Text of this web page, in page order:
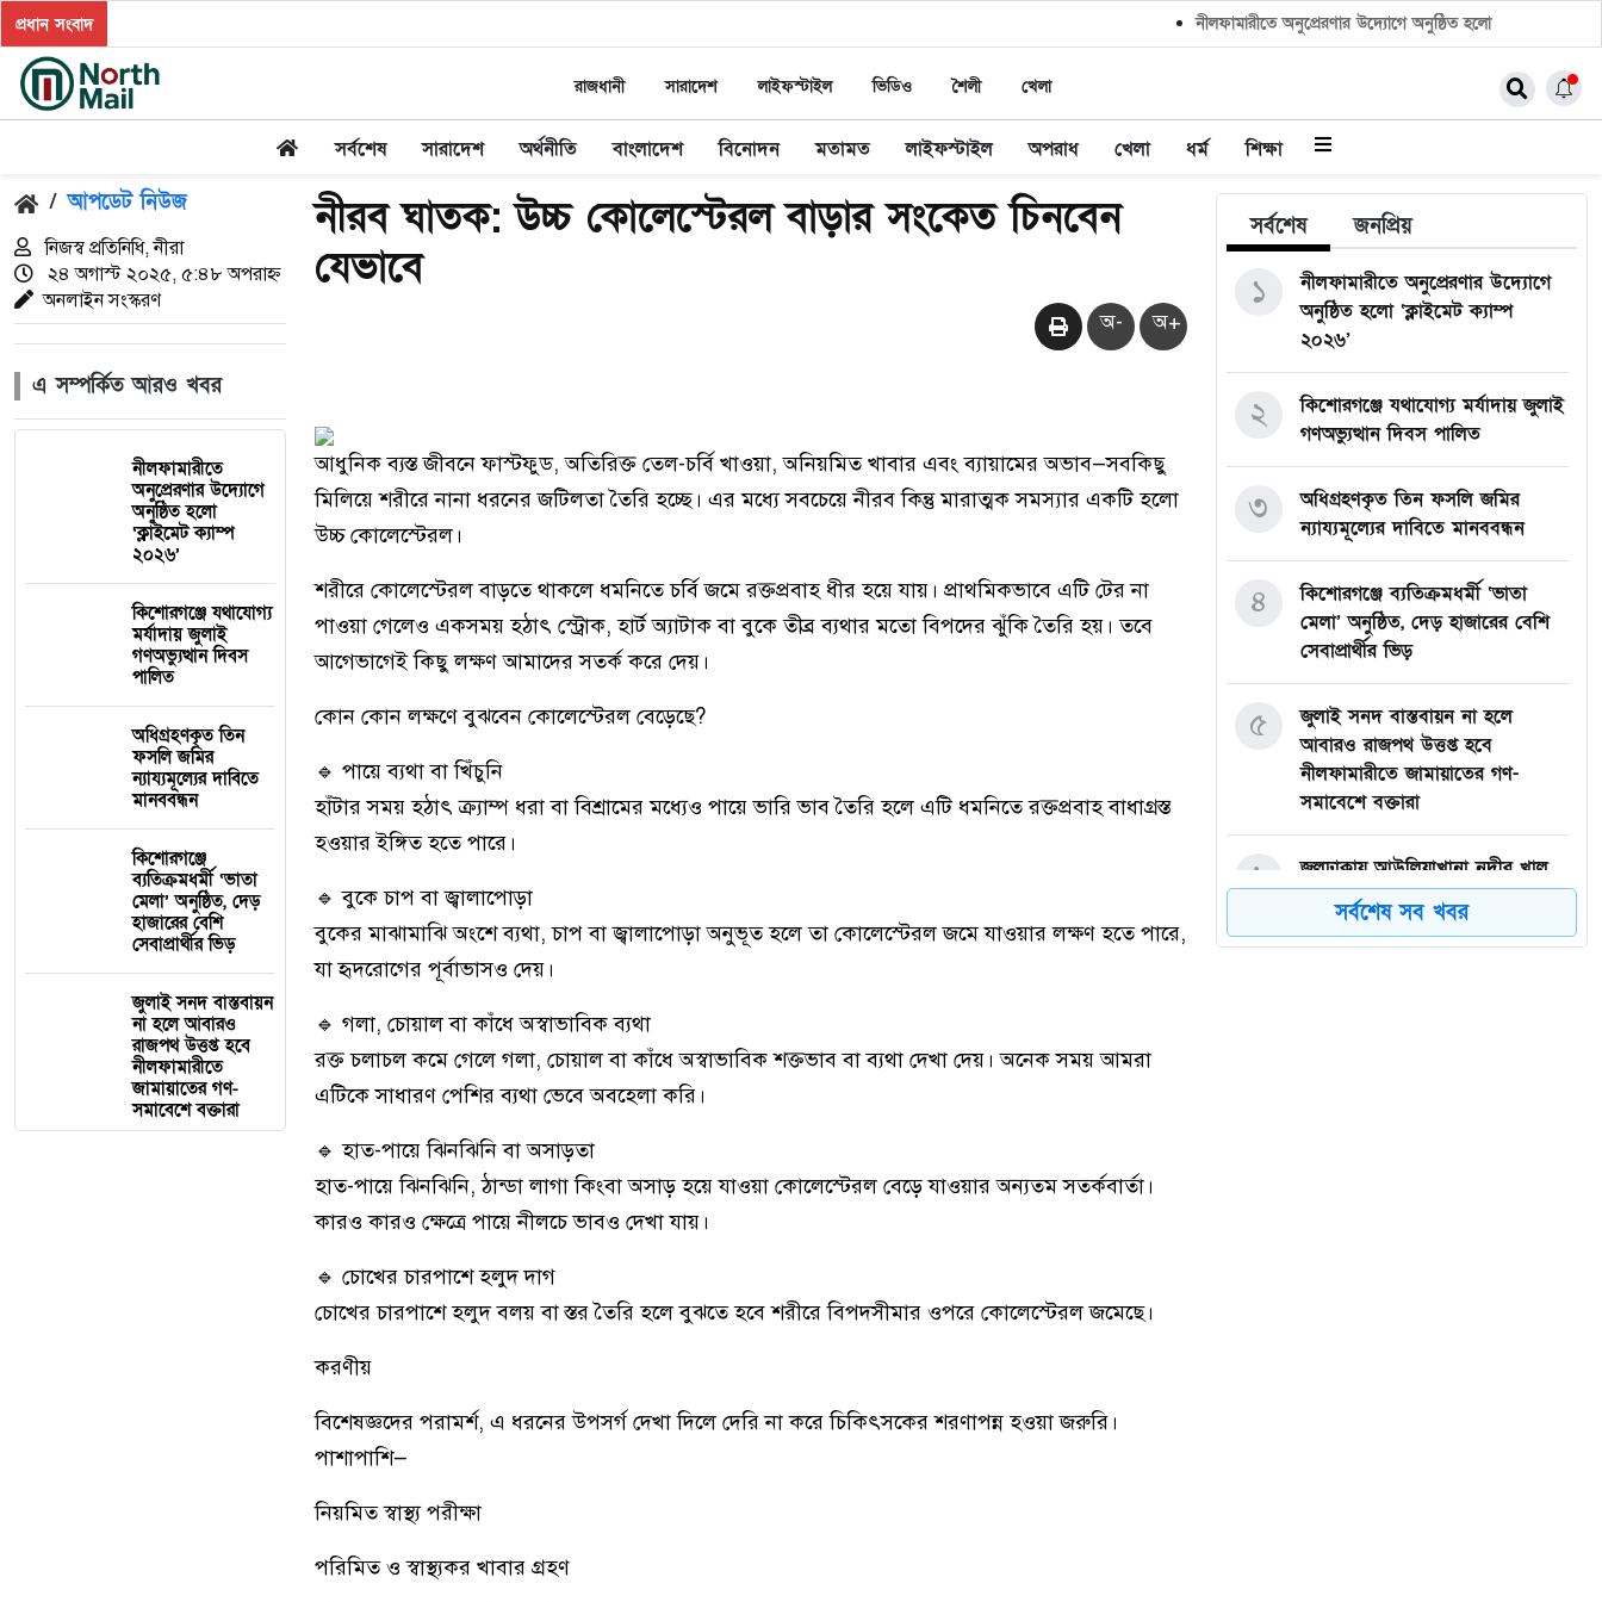
প্রধান সংবাদ নীলফামারীতে অনুপ্রেরণার উদ্যোগে অনুষ্ঠিত হলো ‘ক্লাইমেট ক্যাম্প
রাজধানী সারাদেশ লাইফস্টাইল ভিডিও শৈলী খেলা
সর্বশেষ সারাদেশ অর্থনীতি বাংলাদেশ বিনোদন মতামত লাইফস্টাইল অপরাধ খেলা ধর্ম শিক্ষা
/ আপডেট নিউজ
নিজস্ব প্রতিনিধি, নীরা
২৪ অগাস্ট ২০২৫, ৫:৪৮ অপরাহ্ন
অনলাইন সংস্করণ
এ সম্পর্কিত আরও খবর
নীলফামারীতে
অনুপ্রেরণার উদ্যোগে
অনুষ্ঠিত হলো
‘ক্লাইমেট ক্যাম্প
২০২৬’
কিশোরগঞ্জে যথাযোগ্য
মর্যাদায় জুলাই
গণঅভ্যুত্থান দিবস
পালিত
অধিগ্রহণকৃত তিন
ফসলি জমির
ন্যায্যমূল্যের দাবিতে
মানববন্ধন
কিশোরগঞ্জে
ব্যতিক্রমধর্মী ‘ভাতা
মেলা’ অনুষ্ঠিত, দেড়
হাজারের বেশি
সেবাপ্রার্থীর ভিড়
জুলাই সনদ বাস্তবায়ন
না হলে আবারও
রাজপথ উত্তপ্ত হবে
নীলফামারীতে
জামায়াতের গণ-
সমাবেশে বক্তারা
নীরব ঘাতক: উচ্চ কোলেস্টেরল বাড়ার সংকেত চিনবেন
যেভাবে
অ- অ+
আধুনিক ব্যস্ত জীবনে ফাস্টফুড, অতিরিক্ত তেল-চর্বি খাওয়া, অনিয়মিত খাবার এবং ব্যায়ামের অভাব—সবকিছু
মিলিয়ে শরীরে নানা ধরনের জটিলতা তৈরি হচ্ছে। এর মধ্যে সবচেয়ে নীরব কিন্তু মারাত্মক সমস্যার একটি হলো
উচ্চ কোলেস্টেরল।
শরীরে কোলেস্টেরল বাড়তে থাকলে ধমনিতে চর্বি জমে রক্তপ্রবাহ ধীর হয়ে যায়। প্রাথমিকভাবে এটি টের না
পাওয়া গেলেও একসময় হঠাৎ স্ট্রোক, হার্ট অ্যাটাক বা বুকে তীব্র ব্যথার মতো বিপদের ঝুঁকি তৈরি হয়। তবে
আগেভাগেই কিছু লক্ষণ আমাদের সতর্ক করে দেয়।
কোন কোন লক্ষণে বুঝবেন কোলেস্টেরল বেড়েছে?
🔹 পায়ে ব্যথা বা খিঁচুনি
হাঁটার সময় হঠাৎ ক্র্যাম্প ধরা বা বিশ্রামের মধ্যেও পায়ে ভারি ভাব তৈরি হলে এটি ধমনিতে রক্তপ্রবাহ বাধাগ্রস্ত
হওয়ার ইঙ্গিত হতে পারে।
🔹 বুকে চাপ বা জ্বালাপোড়া
বুকের মাঝামাঝি অংশে ব্যথা, চাপ বা জ্বালাপোড়া অনুভূত হলে তা কোলেস্টেরল জমে যাওয়ার লক্ষণ হতে পারে,
যা হৃদরোগের পূর্বাভাসও দেয়।
🔹 গলা, চোয়াল বা কাঁধে অস্বাভাবিক ব্যথা
রক্ত চলাচল কমে গেলে গলা, চোয়াল বা কাঁধে অস্বাভাবিক শক্তভাব বা ব্যথা দেখা দেয়। অনেক সময় আমরা
এটিকে সাধারণ পেশির ব্যথা ভেবে অবহেলা করি।
🔹 হাত-পায়ে ঝিনঝিনি বা অসাড়তা
হাত-পায়ে ঝিনঝিনি, ঠান্ডা লাগা কিংবা অসাড় হয়ে যাওয়া কোলেস্টেরল বেড়ে যাওয়ার অন্যতম সতর্কবার্তা।
কারও কারও ক্ষেত্রে পায়ে নীলচে ভাবও দেখা যায়।
🔹 চোখের চারপাশে হলুদ দাগ
চোখের চারপাশে হলুদ বলয় বা স্তর তৈরি হলে বুঝতে হবে শরীরে বিপদসীমার ওপরে কোলেস্টেরল জমেছে।
করণীয়
বিশেষজ্ঞদের পরামর্শ, এ ধরনের উপসর্গ দেখা দিলে দেরি না করে চিকিৎসকের শরণাপন্ন হওয়া জরুরি।
পাশাপাশি—
নিয়মিত স্বাস্থ্য পরীক্ষা
পরিমিত ও স্বাস্থ্যকর খাবার গ্রহণ
সর্বশেষ জনপ্রিয়
নীলফামারীতে অনুপ্রেরণার উদ্যোগে
অনুষ্ঠিত হলো ‘ক্লাইমেট ক্যাম্প
২০২৬’
১
কিশোরগঞ্জে যথাযোগ্য মর্যাদায় জুলাই
গণঅভ্যুত্থান দিবস পালিত
২
অধিগ্রহণকৃত তিন ফসলি জমির
ন্যায্যমূল্যের দাবিতে মানববন্ধন
৩
কিশোরগঞ্জে ব্যতিক্রমধর্মী ‘ভাতা
মেলা’ অনুষ্ঠিত, দেড় হাজারের বেশি
সেবাপ্রার্থীর ভিড়
৪
জুলাই সনদ বাস্তবায়ন না হলে
আবারও রাজপথ উত্তপ্ত হবে
নীলফামারীতে জামায়াতের গণ-
সমাবেশে বক্তারা
৫
জলঢাকায় আউলিয়াখানা নদীর খাল
খননের দাবিতে মানববন্ধন
৬
সর্বশেষ সব খবর